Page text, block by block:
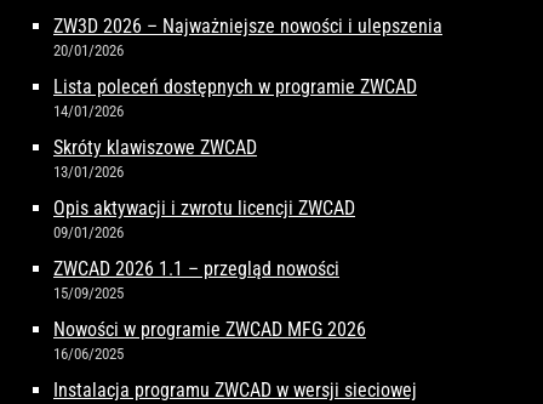
ZW3D 2026 – Najważniejsze nowości i ulepszenia
20/01/2026
Lista poleceń dostępnych w programie ZWCAD
14/01/2026
Skróty klawiszowe ZWCAD
13/01/2026
Opis aktywacji i zwrotu licencji ZWCAD
09/01/2026
ZWCAD 2026 1.1 – przegląd nowości
15/09/2025
Nowości w programie ZWCAD MFG 2026
16/06/2025
Instalacja programu ZWCAD w wersji sieciowej